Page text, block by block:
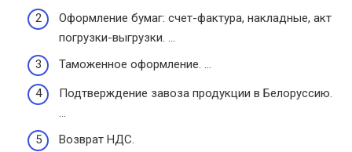
Оформление бумаг: счет-фактура, накладные, акт
погрузки-выгрузки. …
Таможенное оформление. …
Подтверждение завоза продукции в Белоруссию.
…
Возврат НДС.